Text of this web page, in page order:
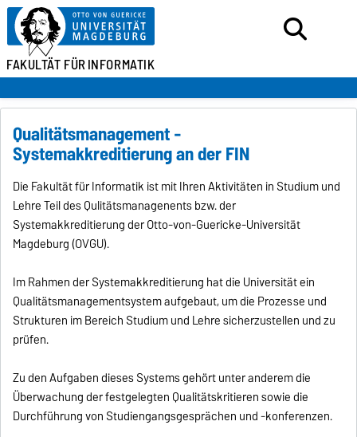
FAKULTÄT FÜRINFORMATIK
Qualitätsmanagement -
Systemakkreditierung an der FIN
Die Fakultät für Informatik ist mit Ihren Aktivitäten in Studium und
Lehre Teil des Qulitätsmanagenents bzw. der
Systemakkreditierung der Otto-von-Guericke-Universität
Magdeburg (OVGU).
Im Rahmen der Systemakkreditierung hat die Universität ein
Qualitätsmanagementsystem aufgebaut, um die Prozesse und
Strukturen im Bereich Studium und Lehre sicherzustellen und zu
prüfen.
Zu den Aufgaben dieses Systems gehört unter anderem die
Überwachung der festgelegten Qualitätskritieren sowie die
Durchführung von Studiengangsgesprächen und -konferenzen.